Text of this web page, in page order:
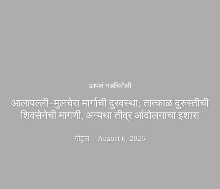
आपलं गडचिरोली
आलापल्ली–मुलचेरा मार्गाची दुरवस्था; तात्काळ दुरुस्तीची
शिवसेनेची मागणी, अन्यथा तीव्र आंदोलनाचा इशारा
गोटूल - August 6, 2026